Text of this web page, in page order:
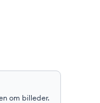
om billeder.